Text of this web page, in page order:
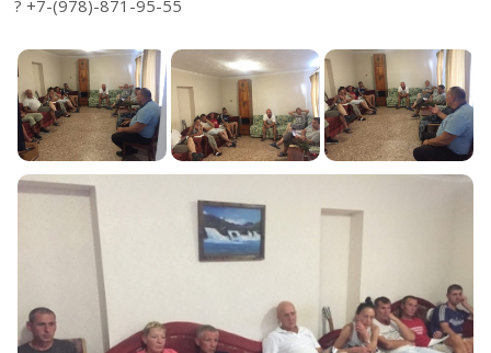
? +7-(978)-871-95-55